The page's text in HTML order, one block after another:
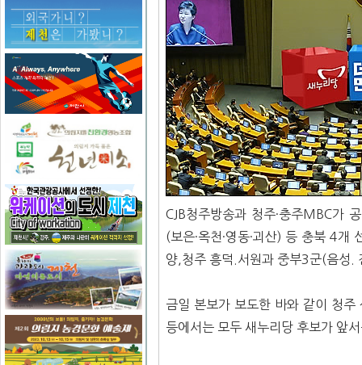
CJB청주방송과 청주·충주MBC가
(보은·옥천·영동·괴산) 등 충북 4
양,청주 흥덕.서원과 중부3군(음성.
금일 본보가 보도한 바와 같이 청주
등에서는 모두 새누리당 후보가 앞